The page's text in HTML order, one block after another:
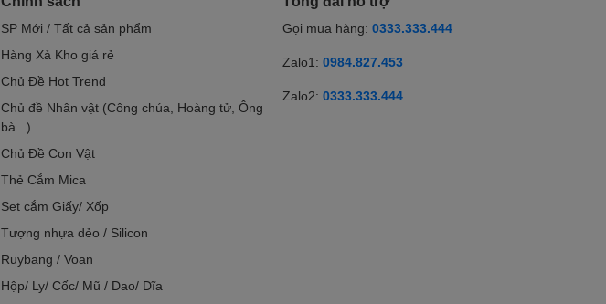
SP Mới / Tất cả sản phẩm
Hàng Xả Kho giá rẻ
Chủ Đề Hot Trend
Chủ đề Nhân vật (Công chúa, Hoàng tử, Ông
bà...)
Chủ Đề Con Vật
Thẻ Cắm Mica
Set cắm Giấy/ Xốp
Tượng nhựa dẻo / Silicon
Ruybang / Voan
Hộp/ Ly/ Cốc/ Mũ / Dao/ Dĩa
Gọi mua hàng: 0333.333.444
Zalo1: 0984.827.453
Zalo2: 0333.333.444